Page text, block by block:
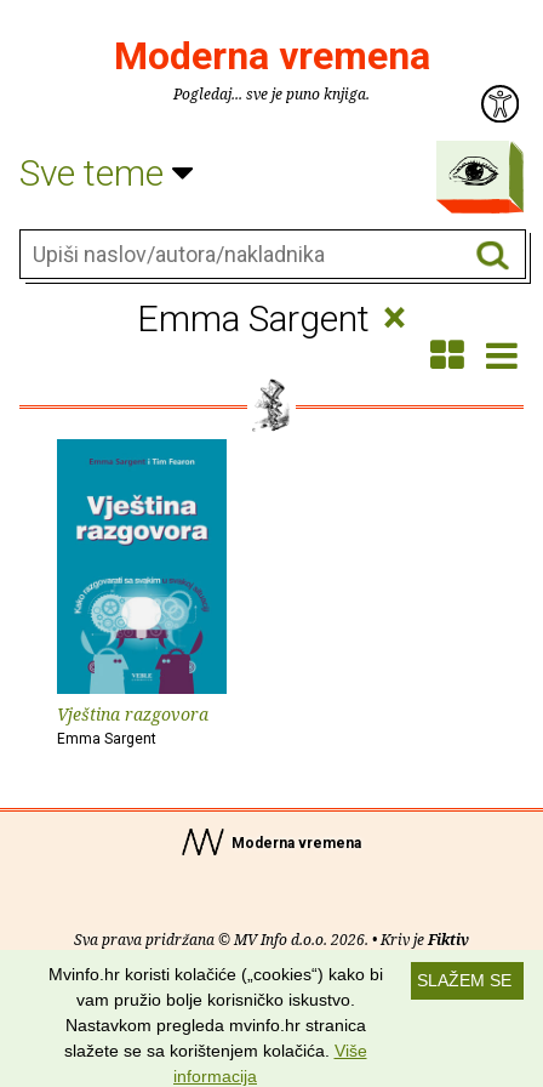
Moderna vremena
Pogledaj... sve je puno knjiga.
Sve teme
Emma Sargent ×
Vještina razgovora
Emma Sargent
Moderna vremena
Sva prava pridržana © MV Info d.o.o. 2026. • Kriv jeFiktiv
Uvjeti korištenja RSS kanali
Potraži nas na:
SLAŽEM SE
Mvinfo.hr koristi kolačiće („cookies“) kako bi
vam pružio bolje korisničko iskustvo.
Nastavkom pregleda mvinfo.hr stranica
slažete se sa korištenjem kolačića. Više
informacija